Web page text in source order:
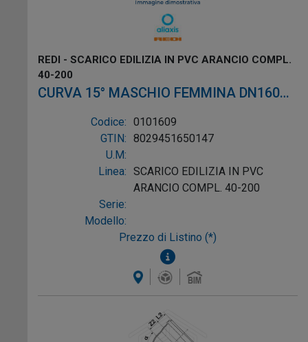
REDI - SCARICO EDILIZIA IN PVC ARANCIO COMPL.
40-200
CURVA 15° MASCHIO FEMMINA DN160
PVC ARANCIO
Codice: 0101609
GTIN: 8029451650147
U.M:
Linea: SCARICO EDILIZIA IN PVC
ARANCIO COMPL. 40-200
Serie:
Modello:
Prezzo di Listino (*)